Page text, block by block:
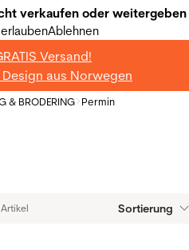
verkaufen oder weitergeben
Ablehnen
Versand!
aus Norwegen
& BRODERING >Permin
Sortierung